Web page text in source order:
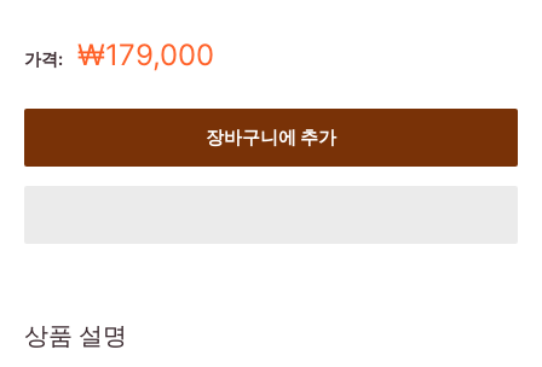
가격:
세
가
₩179,000
장바구니에 추가
상품 설명